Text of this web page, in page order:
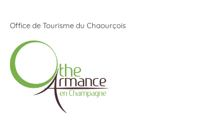
Office de Tourisme du Chaourçois